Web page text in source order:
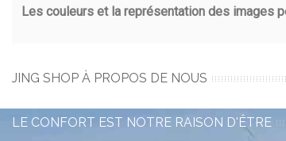
Les couleurs et la représentation des images
JING SHOP À PROPOS DE NOUS
LE CONFORT EST NOTRE RAISON D'ÊTRE